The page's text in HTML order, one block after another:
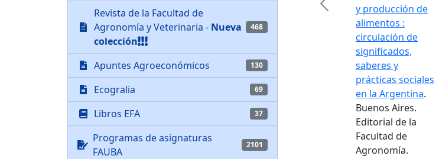
Revista de la Facultad de
Agronomía y Veterinaria - Nueva
colección
468
Apuntes Agroeconómicos 130
Ecogralia 69
Libros EFA 37
Programas de asignaturas
FAUBA
2101
y producción de
alimentos :
circulación de
significados,
saberes y
prácticas sociales
en la Argentina.
Buenos Aires.
Editorial de la
Facultad de
Agronomía.